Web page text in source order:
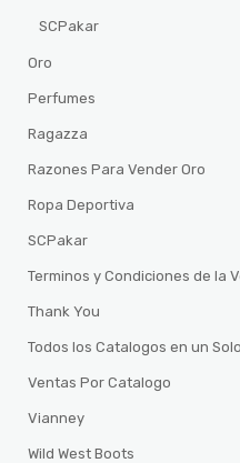
SCPakar
Oro
Perfumes
Ragazza
Razones Para Vender Oro
Ropa Deportiva
SCPakar
Terminos y Condiciones de la
Thank You
Todos los Catalogos en un
Ventas Por Catalogo
Vianney
Wild West Boots